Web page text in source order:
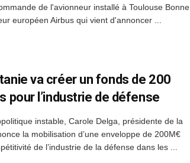
de l'avionneur installé à Toulouse Bonne
européen Airbus qui vient d'annoncer ...
va créer un fonds de 200
pour l’industrie de défense
instable, Carole Delga, présidente de la
la mobilisation d’une enveloppe de 200M€
de l’industrie de la défense dans les ...